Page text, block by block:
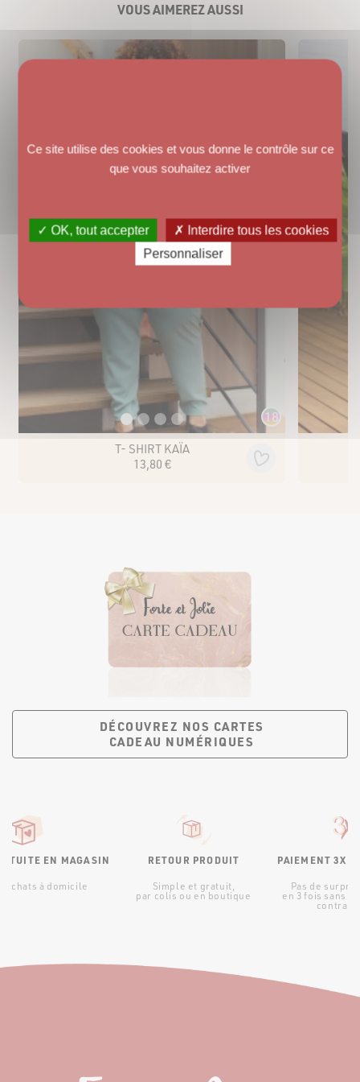
VOUS AIMEREZ AUSSI
T- SHIRT KAÏA
13,80 €
18
DÉCOUVREZ NOS CARTES
CADEAU NUMÉRIQUES
EN MAGASIN
à domicile
RETOUR PRODUIT
Simple et gratuit,
par colis ou en boutique
PAIEMENT 3X
Pas de
en 3 fois sans
Ce site utilise des cookies et vous donne le contrôle sur ce
que vous souhaitez activer
✓ OK, tout accepter
✗ Interdire tous les cookies
Personnaliser